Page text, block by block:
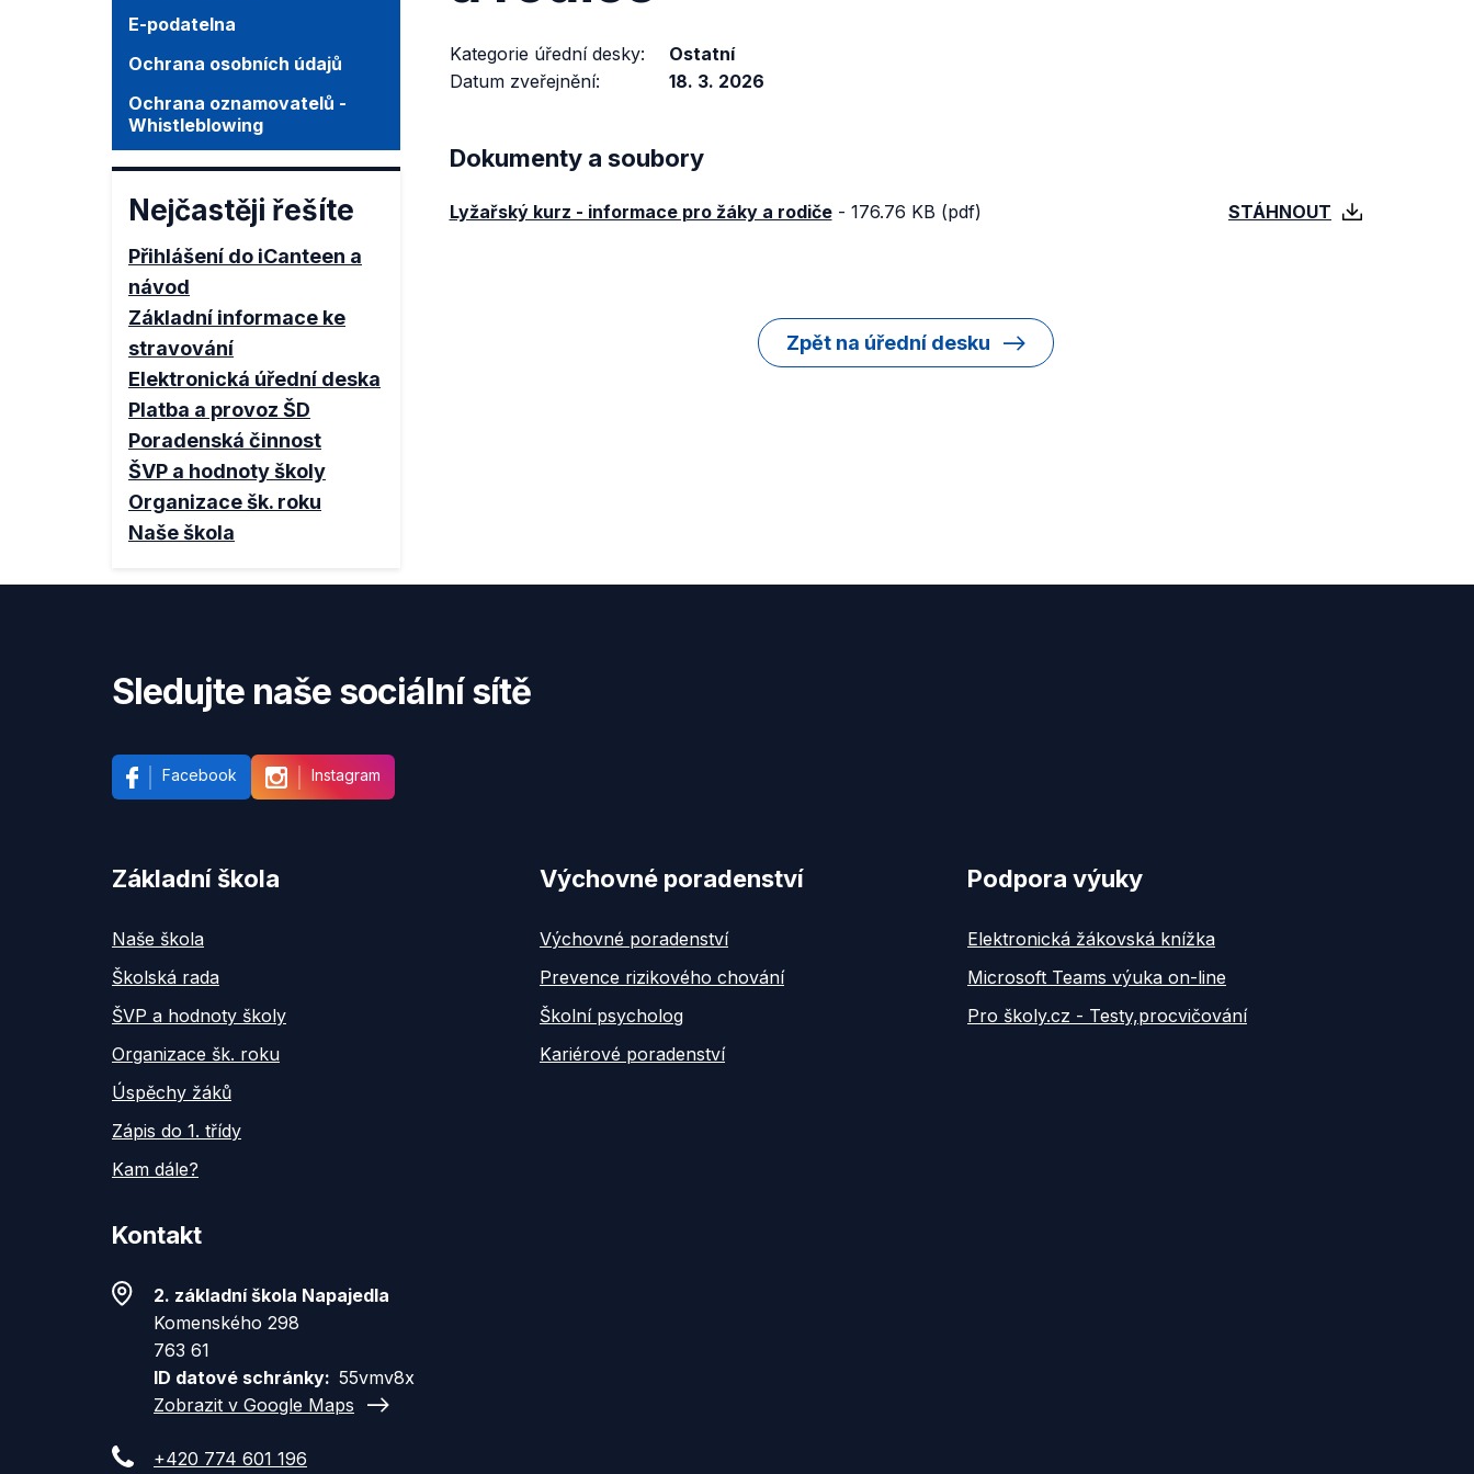
E-podatelna
Ochrana osobních údajů
Ochrana oznamovatelů -
Whistleblowing
Nejčastěji řešíte
Přihlášení do iCanteen a
návod
Základní informace ke
stravování
Elektronická úřední deska
Platba a provoz ŠD
Poradenská činnost
ŠVP a hodnoty školy
Organizace šk. roku
Naše škola
Kategorie úřední desky
Ostatní
Datum zveřejnění
18. 3. 2026
Dokumenty a soubory
Lyžařský kurz - informace pro žáky a rodiče - 176.76 KB (pdf) STÁHNOUT
Zpět na úřední desku
Sledujte naše sociální sítě
Facebook Instagram
Základní škola
Naše škola
Školská rada
ŠVP a hodnoty školy
Organizace šk. roku
Úspěchy žáků
Zápis do 1. třídy
Kam dále?
Výchovné poradenství
Výchovné poradenství
Prevence rizikového chování
Školní psycholog
Kariérové poradenství
Podpora výuky
Elektronická žákovská knížka
Microsoft Teams výuka on-line
Pro školy.cz - Testy,procvičování
Kontakt
2. základní škola Napajedla
Komenského 298
763 61
ID datové schránky
55vmv8x
Zobrazit v Google Maps
+420 774 601 196